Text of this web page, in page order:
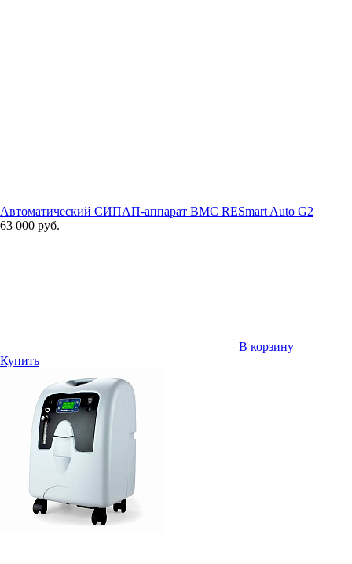
Автоматический СИПАП-аппарат BMC RESmart Auto G2
63 000 руб.
В корзину
Купить